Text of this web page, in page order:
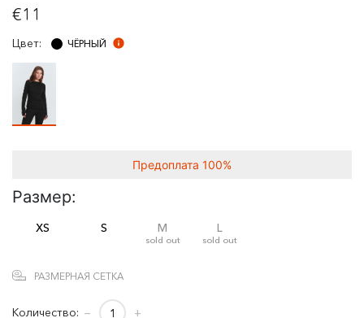
€11
Цвет: ЧЁРНЫЙ
Предоплата 100%
Размер:
XS S M
sold out
L
sold out
РАЗМЕРНАЯ СЕТКА
Количество: − +